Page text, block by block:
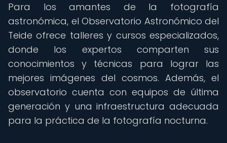
Para los amantes de la fotografía
astronómica, el Observatorio Astronómico del
Teide ofrece talleres y cursos especializados,
donde los expertos comparten sus
conocimientos y técnicas para lograr las
mejores imágenes del cosmos. Además, el
observatorio cuenta con equipos de última
generación y una infraestructura adecuada
para la práctica de la fotografía nocturna.